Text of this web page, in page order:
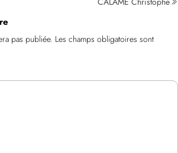
pas publiée. Les champs obligatoires sont